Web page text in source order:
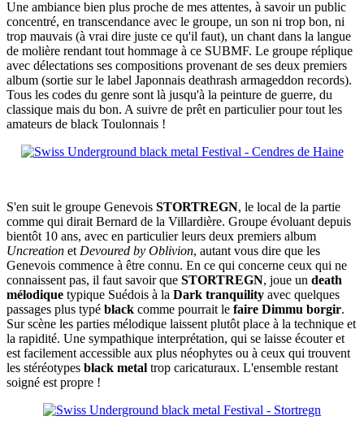
Une ambiance bien plus proche de mes attentes, à savoir un public
concentré, en transcendance avec le groupe, un son ni trop bon, ni
trop mauvais (à vrai dire juste ce qu'il faut), un chant dans la langue
de molière rendant tout hommage à ce SUBMF. Le groupe réplique
avec délectations ses compositions provenant de ses deux premiers
album (sortie sur le label Japonnais deathrash armageddon records).
Tous les codes du genre sont là jusqu'à la peinture de guerre, du
classique mais du bon. A suivre de prêt en particulier pour tout les
amateurs de black Toulonnais !
S'en suit le groupe Genevois STORTREGN, le local de la partie
comme qui dirait Bernard de la Villardière. Groupe évoluant depuis
bientôt 10 ans, avec en particulier leurs deux premiers album
Uncreation et Devoured by Oblivion, autant vous dire que les
Genevois commence à être connu. En ce qui concerne ceux qui ne
connaissent pas, il faut savoir que STORTREGN, joue un death
mélodique typique Suédois à la Dark tranquility avec quelques
passages plus typé black comme pourrait le faire Dimmu borgir.
Sur scène les parties mélodique laissent plutôt place à la technique et
la rapidité. Une sympathique interprétation, qui se laisse écouter et
est facilement accessible aux plus néophytes ou à ceux qui trouvent
les stéréotypes black metal trop caricaturaux. L'ensemble restant
soigné est propre !